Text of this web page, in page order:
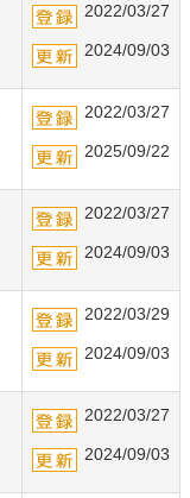
2022/03/27
2024/09/03
2022/03/27
2025/09/22
2022/03/27
2024/09/03
2022/03/29
2024/09/03
2022/03/27
2024/09/03